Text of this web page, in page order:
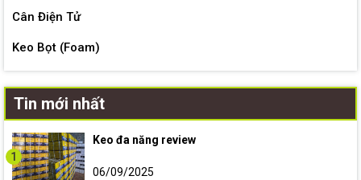
Cân Điện Tử
Keo Bọt (Foam)
Tin mới nhất
1
Keo đa năng review
06/09/2025